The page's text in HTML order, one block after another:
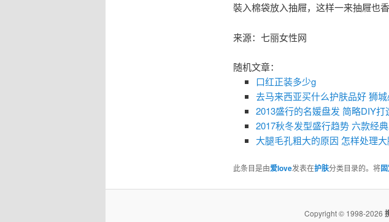
裝入棉袋放入抽屜，这样一来抽屜也香
来源：七丽女性网
随机文章：
口红正装多少g
去马来西亚买什么护肤品好 狮
2013盛行的名媛盘发 简略DIY打
2017秋冬发型盛行趋势 六款经
大腿毛孔粗大的原因 怎样处理
此条目是由爱love发表在护肤分类目录的。将
Copyright © 1998-2026